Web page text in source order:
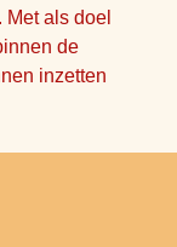
. Met als doel
de
inzetten